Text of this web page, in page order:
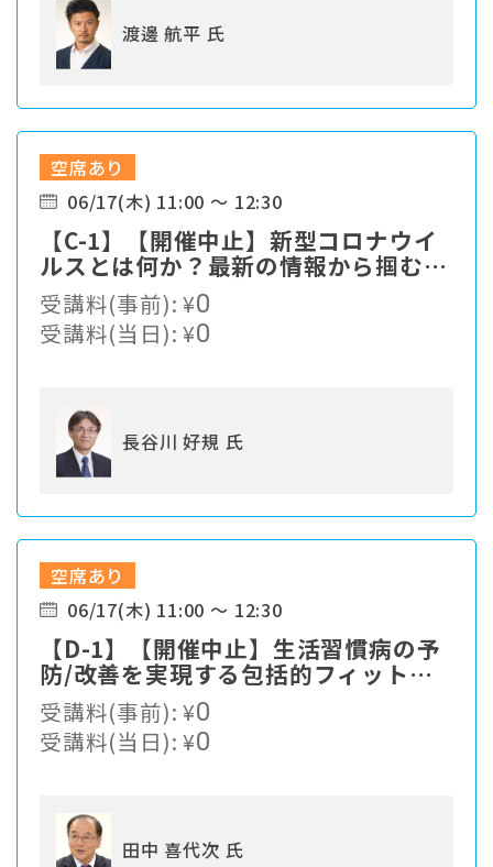
渡邊 航平 氏
空席あり
06/17(木) 11:00 ～ 12:30
【C-1】【開催中止】新型コロナウイ
ルスとは何か？最新の情報から掴む対
策最前線
受講料(事前):¥0
受講料(当日):¥0
長谷川 好規 氏
空席あり
06/17(木) 11:00 ～ 12:30
【D-1】【開催中止】生活習慣病の予
防/改善を実現する包括的フィットネ
スプログラム
受講料(事前):¥0
受講料(当日):¥0
田中 喜代次 氏